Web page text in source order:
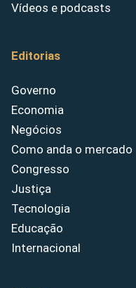
Vídeos e podcasts
Editorias
Governo
Economia
Negócios
Como anda o mercado
Congresso
Justiça
Tecnologia
Educação
Internacional